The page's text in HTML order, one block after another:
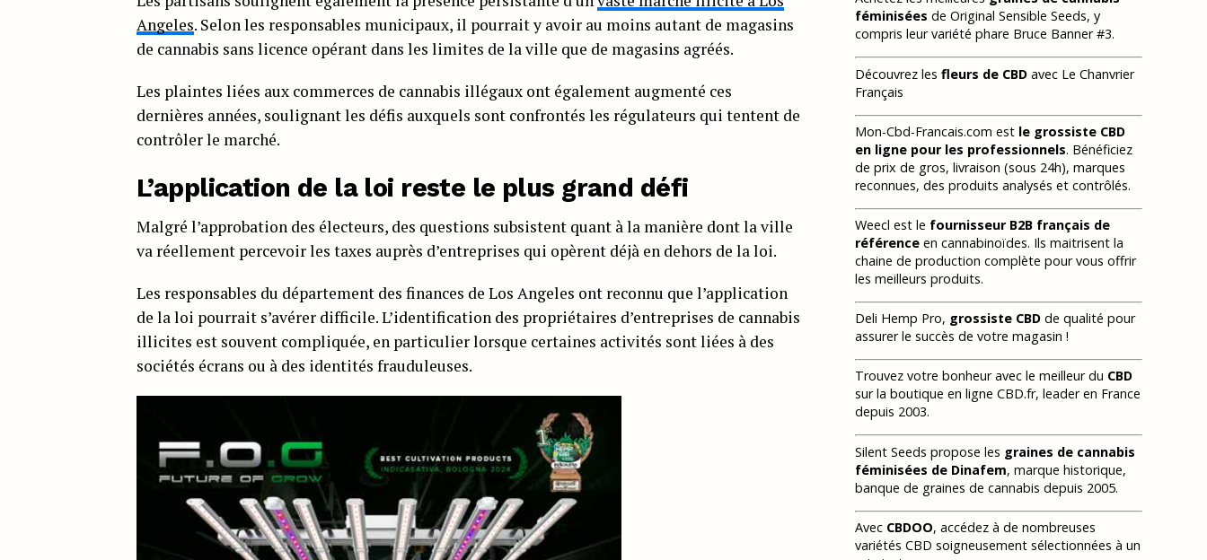
Angeles. Selon les responsables municipaux, il pourrait y avoir au moins autant de magasins
de cannabis sans licence opérant dans les limites de la ville que de magasins agréés.
Les plaintes liées aux commerces de cannabis illégaux ont également augmenté ces
dernières années, soulignant les défis auxquels sont confrontés les régulateurs qui tentent de
contrôler le marché.
L’application de la loi reste le plus grand défi
Malgré l’approbation des électeurs, des questions subsistent quant à la manière dont la ville
va réellement percevoir les taxes auprès d’entreprises qui opèrent déjà en dehors de la loi.
Les responsables du département des finances de Los Angeles ont reconnu que l’application
de la loi pourrait s’avérer difficile. L’identification des propriétaires d’entreprises de cannabis
illicites est souvent compliquée, en particulier lorsque certaines activités sont liées à des
sociétés écrans ou à des identités frauduleuses.
féminisées de Original Sensible Seeds, y
compris leur variété phare Bruce Banner #3.
Découvrez les fleurs de CBD avec Le Chanvrier
Français
Mon-Cbd-Francais.com est le grossiste CBD
en ligne pour les professionnels. Bénéficiez
de prix de gros, livraison (sous 24h), marques
reconnues, des produits analysés et contrôlés.
Weecl est le fournisseur B2B français de
référence en cannabinoïdes. Ils maitrisent la
chaine de production complète pour vous offrir
les meilleurs produits.
Deli Hemp Pro, grossiste CBD de qualité pour
assurer le succès de votre magasin !
Trouvez votre bonheur avec le meilleur du CBD
sur la boutique en ligne CBD.fr, leader en France
depuis 2003.
Silent Seeds propose les graines de cannabis
féminisées de Dinafem, marque historique,
banque de graines de cannabis depuis 2005.
Avec CBDOO, accédez à de nombreuses
variétés CBD soigneusement sélectionnées à un